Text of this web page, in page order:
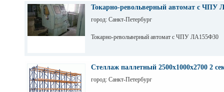
Токарно-револьверный автомат с ЧПУ
город: Санкт-Петербург
Токарно-револьверный автомат с ЧПУ ЛА155Ф30
Стеллаж паллетный 2500х1000х2700 2
город: Санкт-Петербург